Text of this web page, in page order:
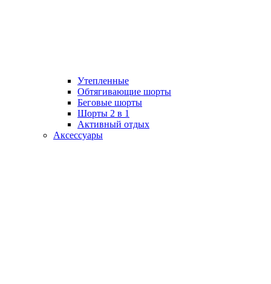
Утепленные
Обтягивающие шорты
Беговые шорты
Шорты 2 в 1
Активный отдых
Аксессуары